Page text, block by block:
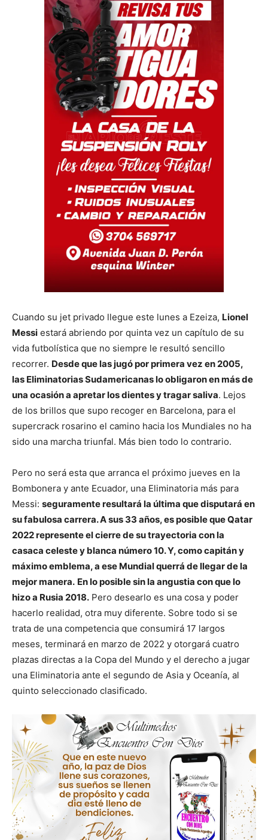
Cuando su jet privado llegue este lunes a Ezeiza, Lionel
Messi estará abriendo por quinta vez un capítulo de su
vida futbolística que no siempre le resultó sencillo
recorrer. Desde que las jugó por primera vez en 2005,
las Eliminatorias Sudamericanas lo obligaron en más de
una ocasión a apretar los dientes y tragar saliva. Lejos
de los brillos que supo recoger en Barcelona, para el
supercrack rosarino el camino hacia los Mundiales no ha
sido una marcha triunfal. Más bien todo lo contrario.
Pero no será esta que arranca el próximo jueves en la
Bombonera y ante Ecuador, una Eliminatoria más para
Messi: seguramente resultará la última que disputará en
su fabulosa carrera. A sus 33 años, es posible que Qatar
2022 represente el cierre de su trayectoria con la
casaca celeste y blanca número 10. Y, como capitán y
máximo emblema, a ese Mundial querrá de llegar de la
mejor manera. En lo posible sin la angustia con que lo
hizo a Rusia 2018. Pero desearlo es una cosa y poder
hacerlo realidad, otra muy diferente. Sobre todo si se
trata de una competencia que consumirá 17 largos
meses, terminará en marzo de 2022 y otorgará cuatro
plazas directas a la Copa del Mundo y el derecho a jugar
una Eliminatoria ante el segundo de Asia y Oceanía, al
quinto seleccionado clasificado.